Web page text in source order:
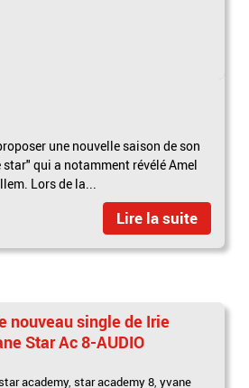
une nouvelle saison de son
qui a notamment révélé Amel
Lors de la...
Lire la suite
nouveau single de Irie
Star Ac 8-AUDIO
academy,star academy 8,yvane